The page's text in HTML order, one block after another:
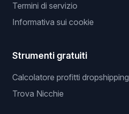
Termini di servizio
Informativa sui cookie
Strumenti gratuiti
Calcolatore profitti dropshipping
Trova Nicchie